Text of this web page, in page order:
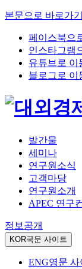
본문으로 바로가기
페이스북으
인스타그램
유튜브로 이
블로그로 이
발간물
세미나
연구원소식
고객마당
연구원소개
APEC 연구
정보공개
KOR국문 사이트
ENG영문 사